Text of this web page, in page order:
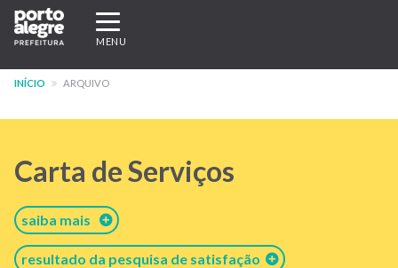
Pular
para
conteúdo
Expandir/recolher
navegação
MENU
INÍCIO ARQUIVO
Carta de Serviços
saiba mais
resultado da pesquisa de satisfação